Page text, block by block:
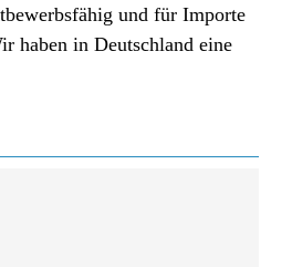
und für Importe
haben in Deutschland eine